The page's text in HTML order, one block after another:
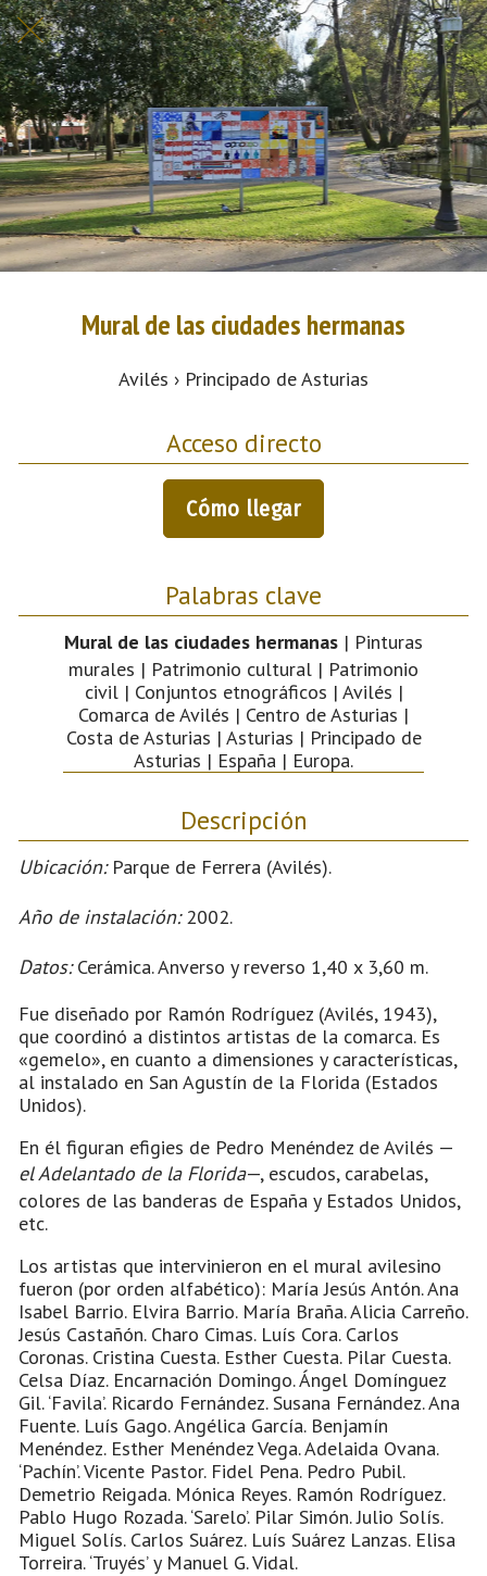
Mural de las ciudades hermanas
Avilés › Principado de Asturias
Acceso directo
Cómo llegar
Palabras clave
Mural de las ciudades hermanas | Pinturas
murales | Patrimonio cultural | Patrimonio
civil | Conjuntos etnográficos | Avilés |
Comarca de Avilés | Centro de Asturias |
Costa de Asturias | Asturias | Principado de
Asturias | España | Europa.
Descripción
Ubicación:Parque de Ferrera (Avilés).
Año de instalación:2002.
Datos:Cerámica. Anverso y reverso 1,40 x 3,60 m.
Fue diseñado por Ramón Rodríguez (Avilés, 1943),
que coordinó a distintos artistas de la comarca. Es
«gemelo», en cuanto a dimensiones y características,
al instalado en San Agustín de la Florida (Estados
Unidos).
En él figuran efigies de Pedro Menéndez de Avilés —
el Adelantado de la Florida—, escudos, carabelas,
colores de las banderas de España y Estados Unidos,
etc.
Los artistas que intervinieron en el mural avilesino
fueron (por orden alfabético): María Jesús Antón. Ana
Isabel Barrio. Elvira Barrio. María Braña. Alicia Carreño.
Jesús Castañón. Charo Cimas. Luís Cora. Carlos
Coronas. Cristina Cuesta. Esther Cuesta. Pilar Cuesta.
Celsa Díaz. Encarnación Domingo. Ángel Domínguez
Gil. ‘Favila’. Ricardo Fernández. Susana Fernández. Ana
Fuente. Luís Gago. Angélica García. Benjamín
Menéndez. Esther Menéndez Vega. Adelaida Ovana.
‘Pachín’. Vicente Pastor. Fidel Pena. Pedro Pubil.
Demetrio Reigada. Mónica Reyes. Ramón Rodríguez.
Pablo Hugo Rozada. ‘Sarelo’. Pilar Simón. Julio Solís.
Miguel Solís. Carlos Suárez. Luís Suárez Lanzas. Elisa
Torreira. ‘Truyés’ y Manuel G. Vidal.